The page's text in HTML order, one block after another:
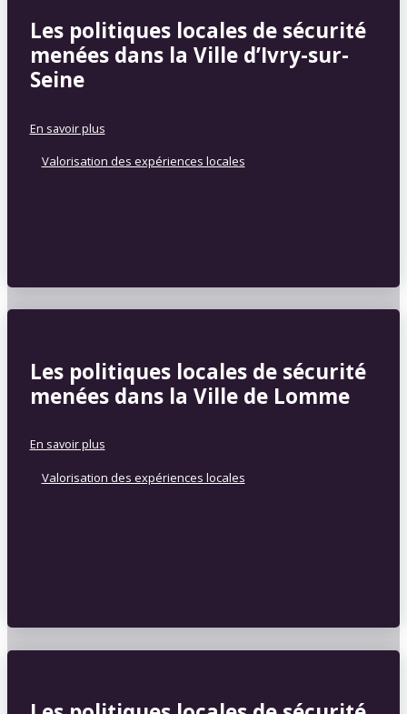
Les politiques locales de sécurité
menées dans la Ville d’Ivry-sur-
Seine
En savoir plus
Valorisation des expériences locales
Les politiques locales de sécurité
menées dans la Ville de Lomme
En savoir plus
Valorisation des expériences locales